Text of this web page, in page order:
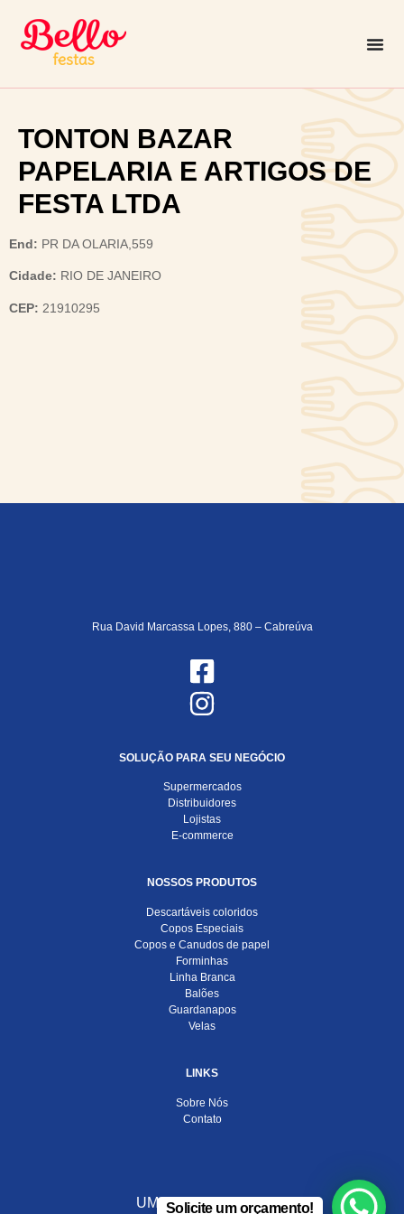
TONTON BAZAR
PAPELARIA E ARTIGOS DE
FESTA LTDA
End: PR DA OLARIA,559
Cidade: RIO DE JANEIRO
CEP: 21910295
Rua David Marcassa Lopes, 880 – Cabreúva
SOLUÇÃO PARA SEU NEGÓCIO
Supermercados
Distribuidores
Lojistas
E-commerce
NOSSOS PRODUTOS
Descartáveis coloridos
Copos Especiais
Copos e Canudos de papel
Forminhas
Linha Branca
Balões
Guardanapos
Velas
LINKS
Sobre Nós
Contato
UMA EMPRESA DO
Solicite um orçamento!